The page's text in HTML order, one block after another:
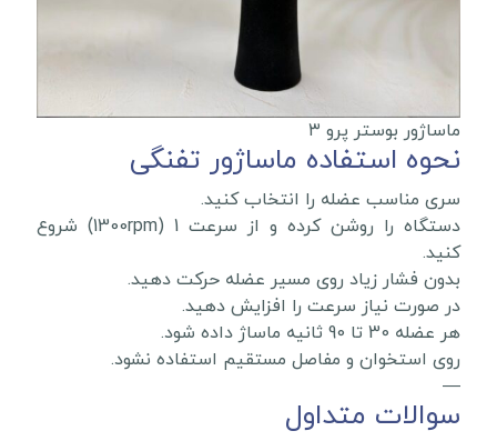
ماساژور بوستر پرو ۳
نحوه استفاده ماساژور تفنگی
سری مناسب عضله را انتخاب کنید.
دستگاه را روشن کرده و از سرعت 1 (1300rpm) شروع
کنید.
بدون فشار زیاد روی مسیر عضله حرکت دهید.
در صورت نیاز سرعت را افزایش دهید.
هر عضله 30 تا 90 ثانیه ماساژ داده شود.
روی استخوان و مفاصل مستقیم استفاده نشود.
—
سوالات متداول